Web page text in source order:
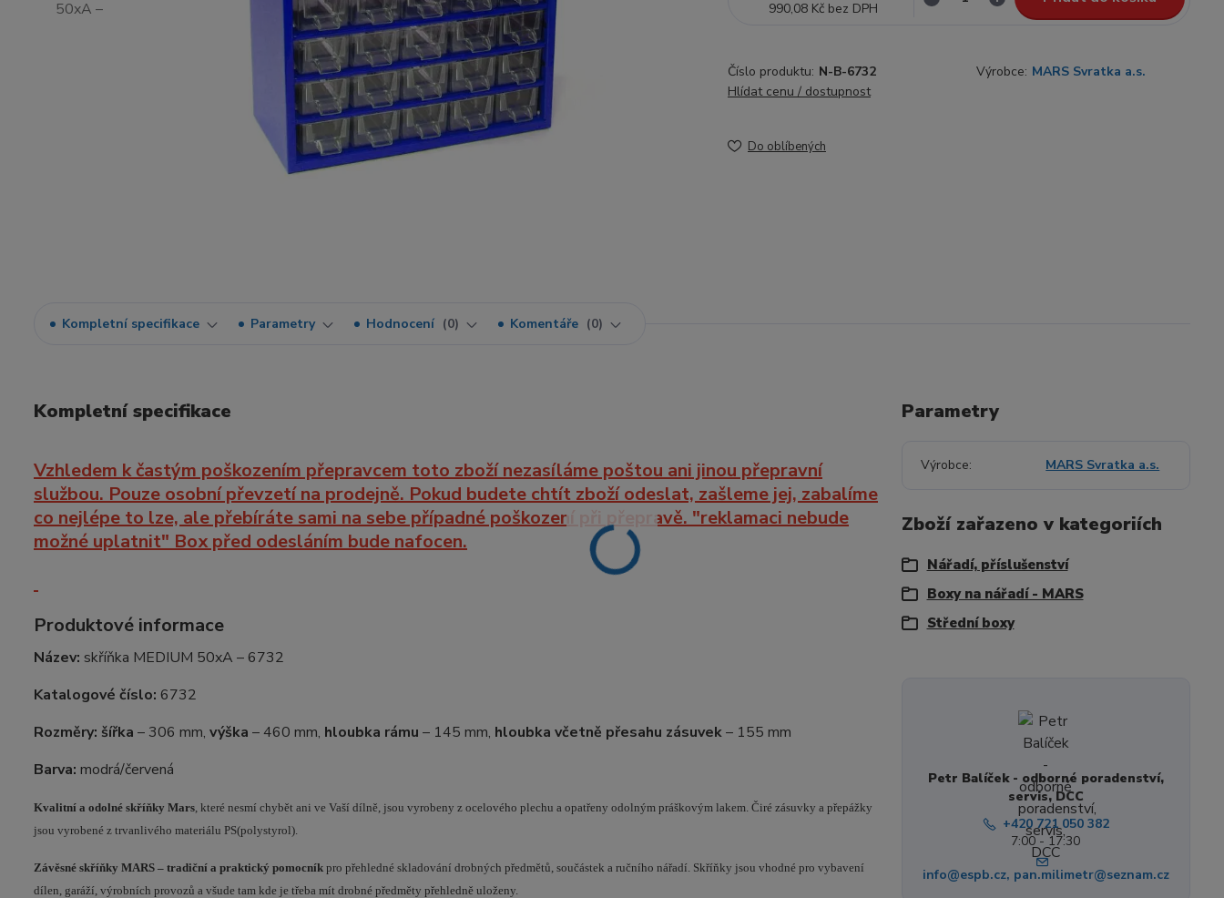
990,08 Kč bez DPH
Číslo produktu: N-B-6732 Výrobce: MARS Svratka a.s.
Hlídat cenu / dostupnost
Do oblíbených
Kompletní specifikace Parametry Hodnocení 0 Komentáře 0
Kompletní specifikace
Vzhledem k častým poškozením přepravcem toto zboží nezasíláme poštou ani jinou přepravní
službou. Pouze osobní převzetí na prodejně. Pokud budete chtít zboží odeslat, zašleme jej, zabalíme
co nejlépe to lze, ale přebíráte sami na sebe případné poškození při přepravě. "reklamaci nebude
možné uplatnit" Box před odesláním bude nafocen.
Produktové informace
Název: skříňka MEDIUM 50xA – 6732
Katalogové číslo: 6732
Rozměry: šířka – 306 mm, výška – 460 mm, hloubka rámu – 145 mm, hloubka včetně přesahu zásuvek– 155 mm
Barva: modrá/červená
Kvalitní a odolné skříňky Mars, které nesmí chybět ani ve Vaší dílně, jsou vyrobeny z ocelového plechu a opatřeny odolným práškovým lakem. Čiré zásuvky a přepážky
jsou vyrobené z trvanlivého materiálu PS(polystyrol).
Závěsné skříňky MARS – tradiční a praktický pomocník pro přehledné skladování drobných předmětů, součástek a ručního nářadí. Skříňky jsou vhodné pro vybavení
dílen, garáží, výrobních provozů a všude tam kde je třeba mít drobné předměty přehledně uloženy.
Parametry
Výrobce MARS Svratka a.s.
Zboží zařazeno v kategoriích
Nářadí, příslušenství
Boxy na nářadí - MARS
Střední boxy
Petr Balíček - odborné poradenství,
servis, DCC
+420 721 050 382
7:00 - 17:30
info@espb.cz, pan.milimetr@seznam.cz